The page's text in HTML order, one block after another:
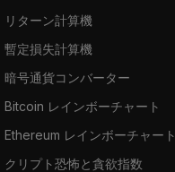
リターン計算機
暫定損失計算機
暗号通貨コンバーター
Bitcoin レインボーチャート
Ethereum レインボーチャート
クリプト恐怖と貪欲指数